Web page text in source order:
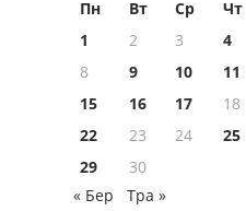
Пн Вт Ср Чт
1
2 3 4
8
9 10 11
15
16 17 18
22
23 24 25
29
30
« Бер
Тра »